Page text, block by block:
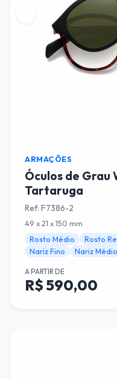
ARMAÇÕES
Óculos de Grau
Tartaruga
Ref: F7386-2
49 x 21 x 150 mm
Rosto Médio
Rosto
Nariz Fino
Nariz Médio
A PARTIR DE
R$ 590,00